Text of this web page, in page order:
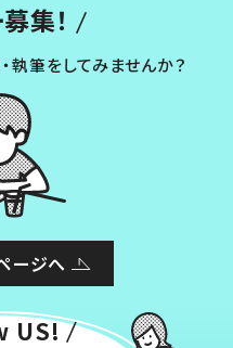
集！
執筆をしてみませんか？
ージへ
US!